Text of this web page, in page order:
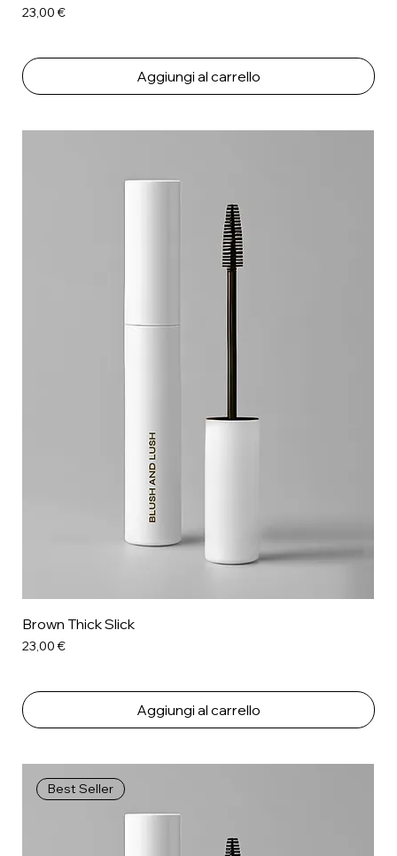
Prezzo
23,00 €
Aggiungi al carrello
Brown Thick Slick
Prezzo
23,00 €
Aggiungi al carrello
Best Seller